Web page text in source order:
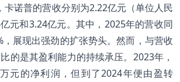
卡诺普的营收分别为2.22亿元（单位人民
元和3.24亿元。其中，2025年的营收同
，展现出强劲的扩张势头。然而，与营收
的是其盈利能力的持续承压。2023年，
元的净利润，但到了2024年便由盈转